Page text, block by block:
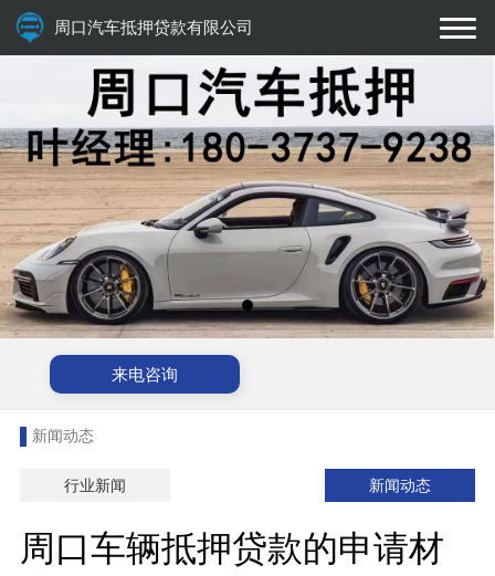
周口汽车抵押贷款有限公司
来电咨询
新闻动态
行业新闻 新闻动态
周口车辆抵押贷款的申请材